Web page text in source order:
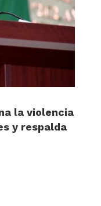
la violencia
y respalda